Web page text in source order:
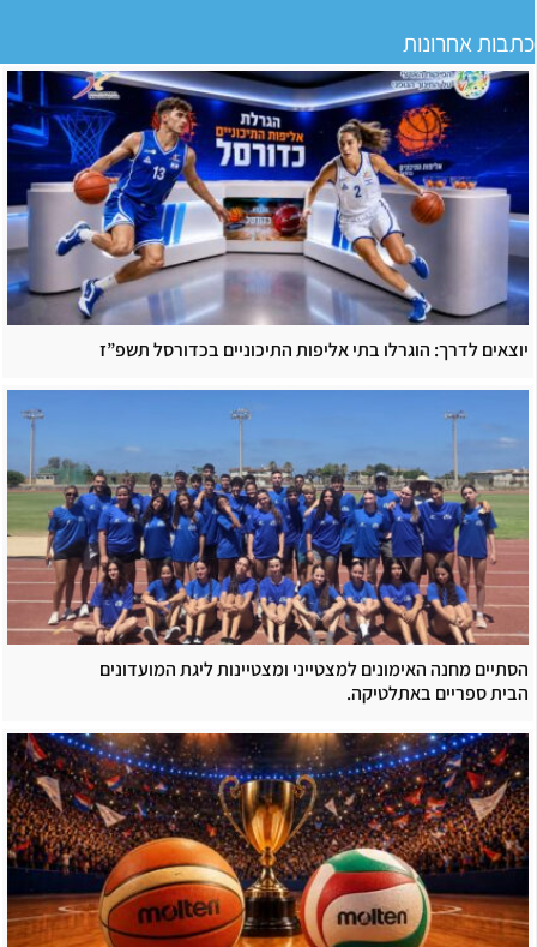
כתבות אחרונות
יוצאים לדרך: הוגרלו בתי אליפות התיכוניים בכדורסל תשפ”ז
הסתיים מחנה האימונים למצטייני ומצטיינות ליגת המועדונים
הבית ספריים באתלטיקה.